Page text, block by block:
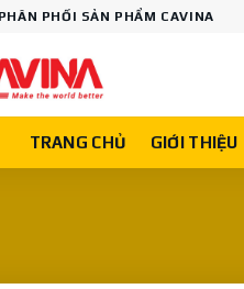
PHỐI SẢN PHẨM CAVINA
TRANG CHỦ GIỚI THIỆU